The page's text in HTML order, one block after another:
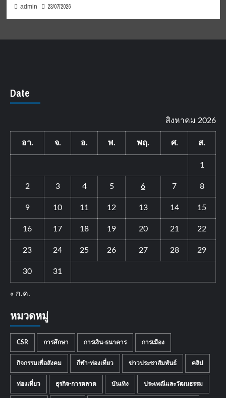
admin 23/07/2026
Date
สิงหาคม 2026
อา. จ. อ. พ. พฤ. ศ. ส.
1
2 3 4 5 6 7 8
9 10 11 12 13 14 15
16 17 18 19 20 21 22
23 24 25 26 27 28 29
30 31
« ก.ค.
หมวดหมู่
CSR การศึกษา การเงิน-ธนาคาร การเมือง
กิจกรรมเพื่อสังคม กีฬา-ท่องเที่ยว ข่าวประชาสัมพันธ์ คลิป
ท่องเที่ยว ธุรกิจ-การตลาด บันเทิง ประเพณีและวัฒนธรรม